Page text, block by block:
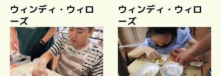
ウィンディ・ウィロ
ーズ
ウィンディ・ウィロ
ーズ